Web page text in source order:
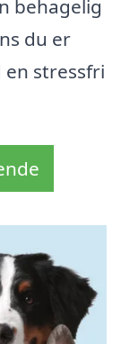
behagelig
du er
stressfri